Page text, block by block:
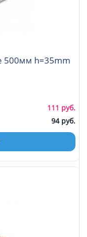
Направляющие шариковые 500мм h=35mm
111 руб.
94 руб.